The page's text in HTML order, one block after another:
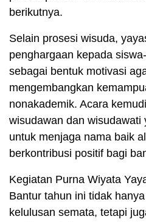
berikutnya.
Selain prosesi wisuda,
penghargaan kepada
sebagai bentuk motivasi
mengembangkan
nonakademik. Acara
wisudawan dan wisudawati
untuk menjaga nama baik
berkontribusi positif bagi
Kegiatan Purna Wiyata
Bantur tahun ini tidak
kelulusan semata, tetapi